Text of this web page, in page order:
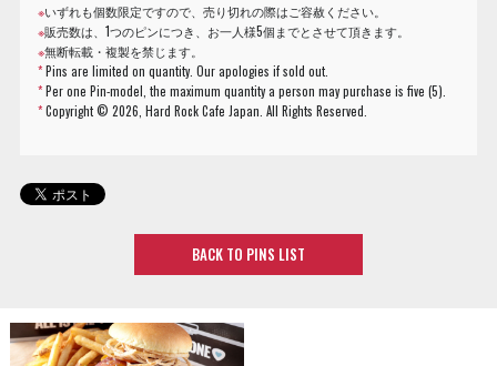
※いずれも個数限定ですので、売り切れの際はご容赦ください。
※販売数は、1つのピンにつき、お一人様5個までとさせて頂きます。
※無断転載・複製を禁じます。
*Pins are limited on quantity. Our apologies if sold out.
*Per one Pin-model, the maximum quantity a person may purchase is five (5).
*Copyright ©2026, Hard Rock Cafe Japan. All Rights Reserved.
BACK TO PINS LIST